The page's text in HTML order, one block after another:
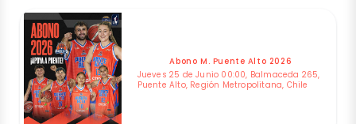
Abono M. Puente Alto 2026
Jueves 25 de Junio 00:00, Balmaceda 265,
Puente Alto, Región Metropolitana, Chile